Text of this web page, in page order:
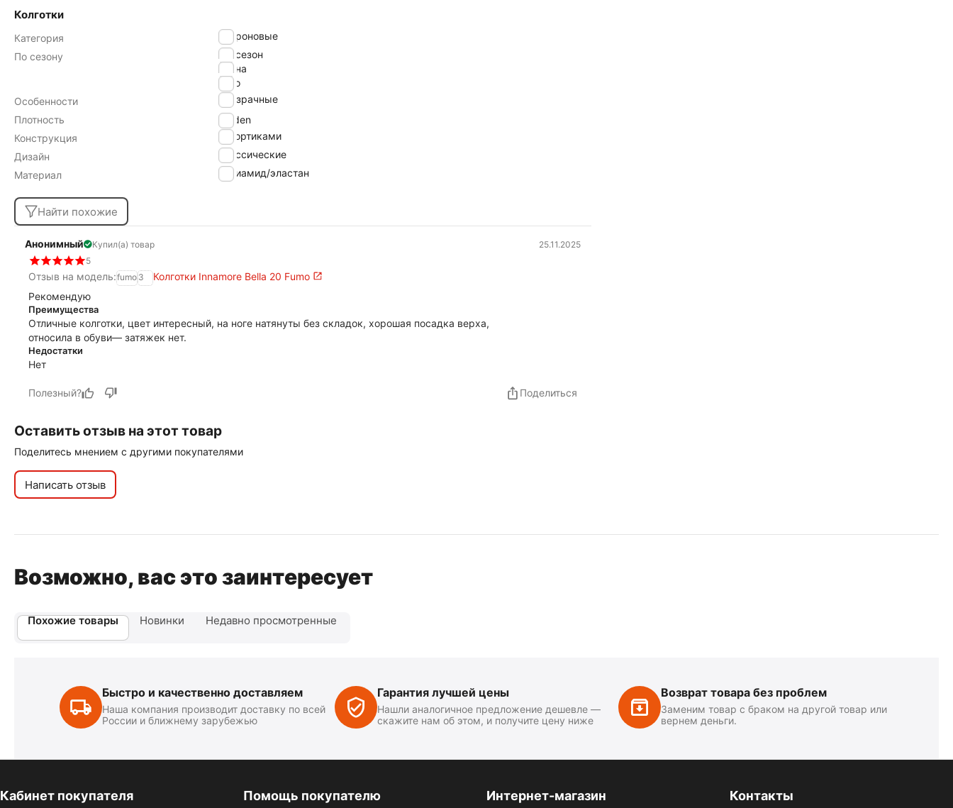
Колготки
Категория
капроновые
По сезону
всесезон
весна
лето
Особенности
прозрачные
Плотность
20 den
Конструкция
с шортиками
Дизайн
классические
Материал
полиамид/эластан
Найти похожие
Анонимный Купил(а) товар
25.11.2025
5
Отзыв на модель:fumo 3
Колготки Innamore Bella 20 Fumo
Рекомендую
Преимущества
Отличные колготки, цвет интересный, на ноге натянуты без складок, хорошая посадка верха,
относила в обуви— затяжек нет.
Недостатки
Нет
Полезный? Поделиться
Оставить отзыв на этот товар
Поделитесь мнением с другими покупателями
Написать отзыв
Возможно, вас это заинтересует
Похожие товары Новинки Недавно просмотренные
Быстро и качественно доставляем
Наша компания производит доставку по всей
России и ближнему зарубежью
Гарантия лучшей цены
Нашли аналогичное предложение дешевле —
скажите нам об этом, и получите цену ниже
Возврат товара без проблем
Заменим товар с браком на другой товар или
вернем деньги.
Кабинет покупателя Помощь покупателю Интернет-магазин Контакты